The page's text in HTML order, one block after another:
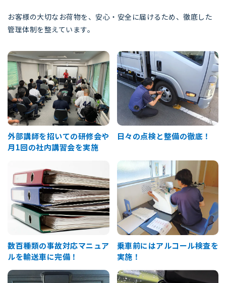
お客様の大切なお荷物を、安心・安全に届けるため、 徹底した
管理体制を整えています。
外部講師を招いての研修会や
月1回の社内講習会を実施
日々の点検と整備の徹底！
数百種類の事故対応マニュア
ルを輸送車に完備！
乗車前にはアルコール検査を
実施！